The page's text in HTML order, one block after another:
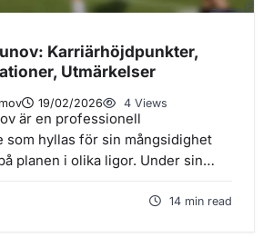
Karriärhöjdpunkter,
Utmärkelser
19/02/2026 4 Views
är en professionell
som hyllas för sin mångsidighet
planen i olika ligor. Under sin…
14 min read